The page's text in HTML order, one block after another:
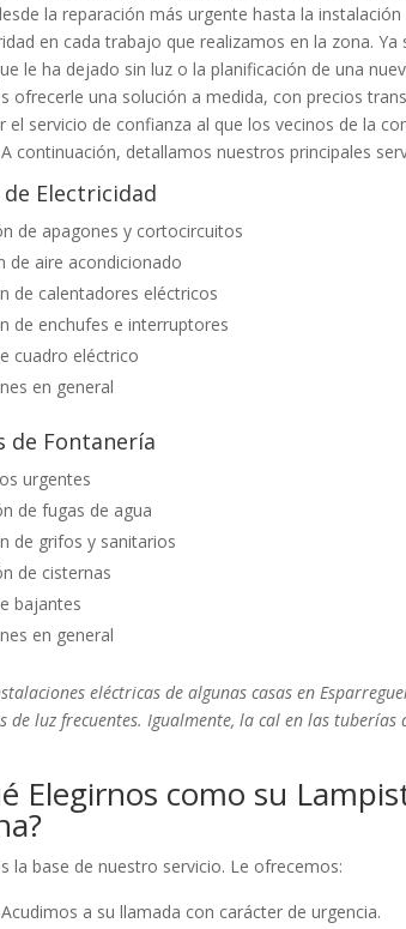
la reparación más urgente hasta la
en cada trabajo que realizamos en la zona.
le ha dejado sin luz o la planificación de una
ofrecerle una solución a medida, con precios
el servicio de confianza al que los vecinos de la
continuación, detallamos nuestros principales
de Electricidad
de apagones y cortocircuitos
de aire acondicionado
de calentadores eléctricos
de enchufes e interruptores
cuadro eléctrico
en general
de Fontanería
urgentes
de fugas de agua
de grifos y sanitarios
de cisternas
bajantes
en general
eléctricas de algunas casas en
de luz frecuentes. Igualmente, la cal en las tuberías
Elegirnos como su
la base de nuestro servicio. Le ofrecemos:
Acudimos a su llamada con carácter de urgencia.